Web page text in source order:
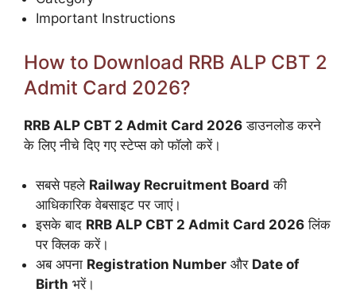
Important Instructions
How to Download RRB ALP CBT 2
Admit Card 2026?
RRB ALP CBT 2 Admit Card 2026 डाउनलोड करने
के लिए नीचे दिए गए स्टेप्स को फॉलो करें।
सबसे पहले Railway Recruitment Board की
आधिकारिक वेबसाइट पर जाएं।
इसके बाद RRB ALP CBT 2 Admit Card 2026 लिंक
पर क्लिक करें।
अब अपना Registration Number और Date of
Birth भरें।